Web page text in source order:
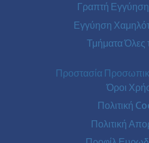
Γραπτή
Εγγύηση
Τμήματα Όλες
Προστασία
Όροι
Πολιτική
Πολιτική